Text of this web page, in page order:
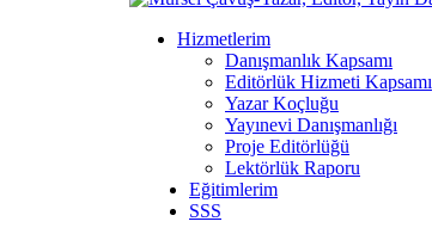
Hizmetlerim
Danışmanlık Kapsamı
Editörlük Hizmeti Kapsamı
Yazar Koçluğu
Yayınevi Danışmanlığı
Proje Editörlüğü
Lektörlük Raporu
Eğitimlerim
SSS